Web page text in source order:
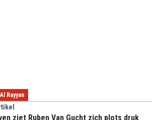
Al Rayyan
ziet Ruben Van Gucht zich plots druk